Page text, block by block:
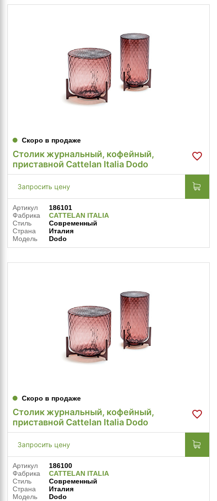
Скоро в продаже
Столик журнальный, кофейный,
приставной Cattelan Italia Dodo
Запросить цену
Артикул
186101
Фабрика
CATTELAN ITALIA
Стиль
Современный
Страна
Италия
Модель
Dodo
Скоро в продаже
Столик журнальный, кофейный,
приставной Cattelan Italia Dodo
Запросить цену
Артикул
186100
Фабрика
CATTELAN ITALIA
Стиль
Современный
Страна
Италия
Модель
Dodo